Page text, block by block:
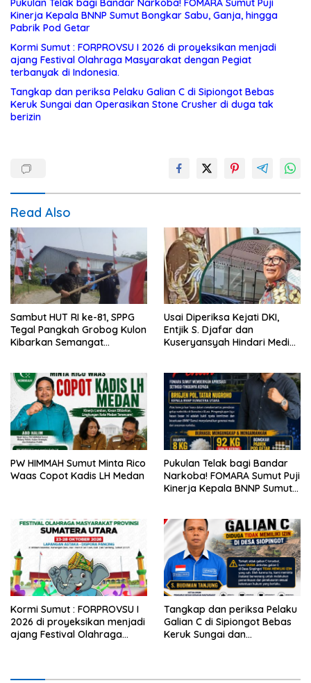
Pukulan Telak bagi Bandar Narkoba! FOMARA Sumut Puji
Kinerja Kepala BNNP Sumut Bongkar Sabu, Ganja, hingga
Pabrik Pod Getar
Kormi Sumut : FORPROVSU I 2026 di proyeksikan menjadi
ajang Festival Olahraga Masyarakat dengan Pegiat
terbanyak di Indonesia.
Tangkap dan periksa Pelaku Galian C di Sipiongot Bebas
Keruk Sungai dan Operasikan Stone Crusher di duga tak
berizin
Read Also
Sambut HUT RI ke-81, SPPG
Tegal Pangkah Grobog Kulon
Kibarkan Semangat
Usai Diperiksa Kejati DKI,
Entjik S. Djafar dan
Kuseryansyah Hindari Media,
PW HIMMAH Sumut Minta Rico
Waas Copot Kadis LH Medan
Pukulan Telak bagi Bandar
Narkoba! FOMARA Sumut Puji
Kinerja Kepala BNNP Sumut
Kormi Sumut : FORPROVSU I
2026 di proyeksikan menjadi
ajang Festival Olahraga
Tangkap dan periksa Pelaku
Galian C di Sipiongot Bebas
Keruk Sungai dan